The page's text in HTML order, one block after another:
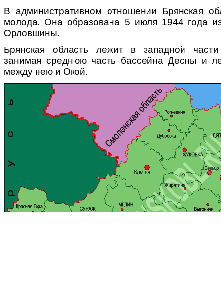
В административном отношении Брянская
молода. Она образована 5 июля 1944 года
Орловшины.
Брянская область лежит в западной
занимая среднюю часть бассейна Десны и
между нею и Окой.